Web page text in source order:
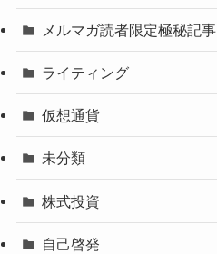
メルマガ読者限定極秘記事
ライティング
仮想通貨
未分類
株式投資
自己啓発